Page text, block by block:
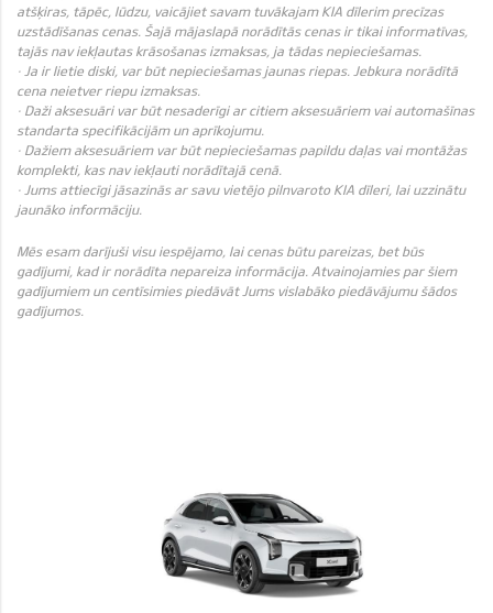
atšķiras, tāpēc, lūdzu, vaicājiet savam tuvākajam KIA dīlerim precīzas
uzstādīšanas cenas. Šajā mājaslapā norādītās cenas ir tikai informatīvas,
tajās nav iekļautas krāsošanas izmaksas, ja tādas nepieciešamas.
· Ja ir lietie diski, var būt nepieciešamas jaunas riepas. Jebkura norādītā
cena neietver riepu izmaksas.
· Daži aksesuāri var būt nesaderīgi ar citiem aksesuāriem vai automašīnas
standarta specifikācijām un aprīkojumu.
· Dažiem aksesuāriem var būt nepieciešamas papildu daļas vai montāžas
komplekti, kas nav iekļauti norādītajā cenā.
· Jums attiecīgi jāsazinās ar savu vietējo pilnvaroto KIA dīleri, lai uzzinātu
jaunāko informāciju.
Mēs esam darījuši visu iespējamo, lai cenas būtu pareizas, bet būs
gadījumi, kad ir norādīta nepareiza informācija. Atvainojamies par šiem
gadījumiem un centīsimies piedāvāt Jums vislabāko piedāvājumu šādos
gadījumos.